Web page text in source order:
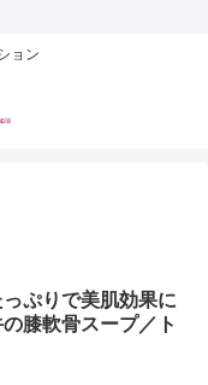
ョン
ぷりで美肌効果に
膝軟骨スープ／ト